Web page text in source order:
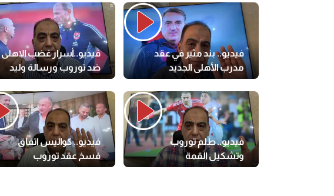
فيديو.. بند مثير في عقد
مدرب الأهلي الجديد
فيديو..أسرار غضب الاهلى
ضد توروب ورسالة وليد
فيديو.. طلم توروب
وتشكيل القمة
فيديو.. كواليس اتفاق
فسخ عقد توروب